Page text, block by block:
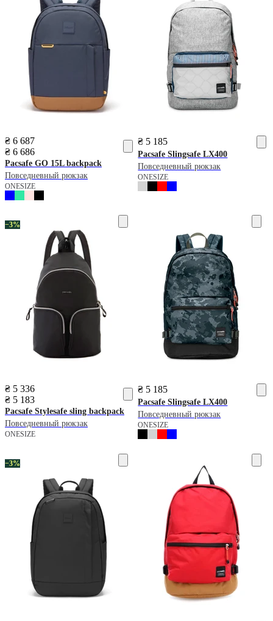
₴ 6 687
₴ 6 686
Pacsafe GO 15L backpack
Повседневный рюкзак
ONESIZE
₴ 5 185
Pacsafe Slingsafe LX400
Повседневный рюкзак
ONESIZE
−3%
₴ 5 336
₴ 5 183
Pacsafe Stylesafe sling backpack
Повседневный рюкзак
ONESIZE
₴ 5 185
Pacsafe Slingsafe LX400
Повседневный рюкзак
ONESIZE
−3%